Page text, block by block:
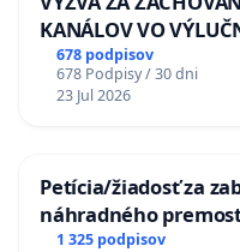
KANÁLOV VO
KONTROLOU
na riešenie
odvodňovacích
678 podpisov
678 Podpisy / 30 dni
23 Jul 2026
Petícia/žiadosť za
náhradného
uzávery Vážskeho
1 325 podpisov